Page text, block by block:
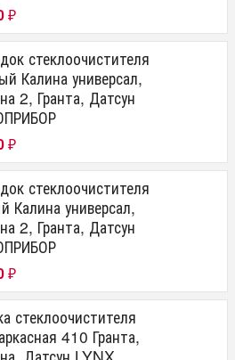
₽
стеклоочистителя
Калина универсал,
2, Гранта, Датсун
₽
стеклоочистителя
Калина универсал,
2, Гранта, Датсун
₽
стеклоочистителя
410 Гранта,